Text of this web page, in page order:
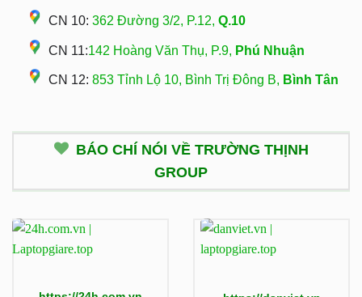
CN 10: 362 Đường 3/2, P.12, Q.10
CN 11:142 Hoàng Văn Thụ, P.9, Phú Nhuận
CN 12: 853 Tỉnh Lộ 10, Bình Trị Đông B, Bình Tân
BÁO CHÍ NÓI VỀ TRƯỜNG THỊNH
GROUP